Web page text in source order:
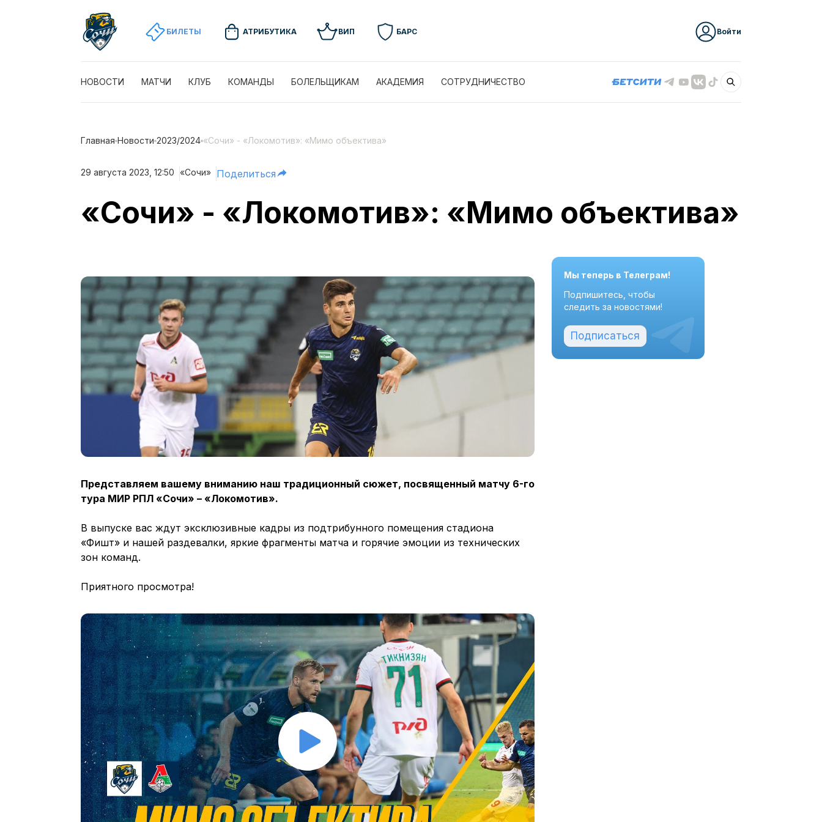
БИЛЕТЫ АТРИБУТИКА ВИП БАРС Войти
НОВОСТИ МАТЧИ КЛУБ КОМАНДЫ БОЛЕЛЬЩИКАМ АКАДЕМИЯ СОТРУДНИЧЕСТВО
Главная Новости 2023/2024 «Сочи» - «Локомотив»: «Мимо объектива»
29 августа 2023, 12:50 «Сочи» Поделиться
«Сочи» - «Локомотив»: «Мимо объектива»
Представляем вашему вниманию наш традиционный сюжет, посвященный матчу 6-го
тура МИР РПЛ «Сочи» – «Локомотив».
В выпуске вас ждут эксклюзивные кадры из подтрибунного помещения стадиона
«Фишт» и нашей раздевалки, яркие фрагменты матча и горячие эмоции из технических
зон команд.
Приятного просмотра!
Мы теперь в Телеграм!
Подпишитесь, чтобы
следить за новостями!
Подписаться